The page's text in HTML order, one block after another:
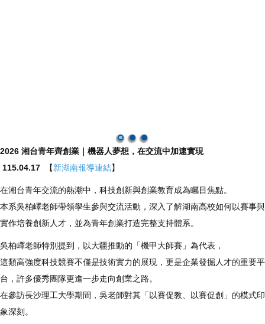
2026 湘台青年齊創業｜機器人夢想，在交流中加速實現
115.04.17
【新湖南報導連結】
在湘台青年交流的熱潮中，科技創新與創業教育成為矚目焦點。
本系吳柏嶧老師帶領學生參與交流活動，深入了解湖南高校如何以賽事與
實作培養創新人才，並為青年創業打造完整支持體系。
吳柏嶧老師特別提到，以大疆推動的「機甲大師賽」為代表，
這類高強度科技競賽不僅是技術實力的展現，更是企業發掘人才的重要平
台，許多優秀團隊更進一步走向創業之路。
在參訪長沙理工大學期間，吳老師對其「以賽促教、以賽促創」的模式印
象深刻。